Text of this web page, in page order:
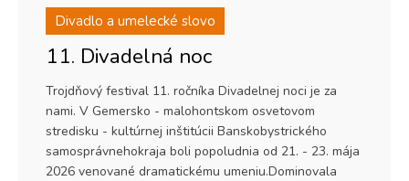
Divadlo a umelecké slovo
11. Divadelná noc
Trojdňový festival 11. ročníka Divadelnej noci je za
nami. V Gemersko - malohontskom osvetovom
stredisku - kultúrnej inštitúcii Banskobystrického
samosprávnehokraja boli popoludnia od 21. - 23. mája
2026 venované dramatickému umeniu.Dominovala